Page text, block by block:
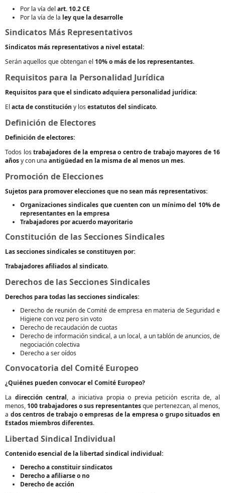
Por la vía del art. 10.2 CE
Por la vía de la ley que la desarrolle
Sindicatos Más Representativos
Sindicatos más representativos a nivel estatal:
Serán aquellos que obtengan el 10% o más de los representantes.
Requisitos para la Personalidad Jurídica
Requisitos para que el sindicato adquiera personalidad jurídica:
El acta de constitución y los estatutos del sindicato.
Definición de Electores
Definición de electores:
Todos los trabajadores de la empresa o centro de trabajo mayores de 16
añosy con una antigüedad en la misma de al menos un mes.
Promoción de Elecciones
Sujetos para promover elecciones que no sean más representativos:
Organizaciones sindicales que cuenten con un mínimo del 10% de
representantes en la empresa
Trabajadores por acuerdo mayoritario
Constitución de las Secciones Sindicales
Las secciones sindicales se constituyen por:
Trabajadores afiliados al sindicato.
Derechos de las Secciones Sindicales
Derechos para todas las secciones sindicales:
Derecho de reunión de Comité de empresa en materia de Seguridad e
Higiene con voz pero sin voto
Derecho de recaudación de cuotas
Derecho de información sindical, a un local, a un tablón de anuncios, de
negociación colectiva
Derecho a ser oídos
Convocatoria del Comité Europeo
¿Quiénes pueden convocar el Comité Europeo?
La dirección central, a iniciativa propia o previa petición escrita de, al
menos, 100 trabajadores o sus representantesque pertenezcan, al menos,
a dos centros de trabajo o empresas de la empresa o grupo situados en
Estados miembros diferentes.
Libertad Sindical Individual
Contenido esencial de la libertad sindical individual:
Derecho a constituir sindicatos
Derecho a afiliarse o no
Derecho de acción